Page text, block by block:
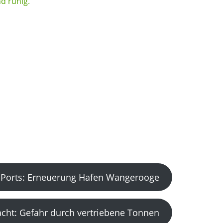
Erneuerung Hafen Wangerooge
Gefahr durch vertriebene Tonnen